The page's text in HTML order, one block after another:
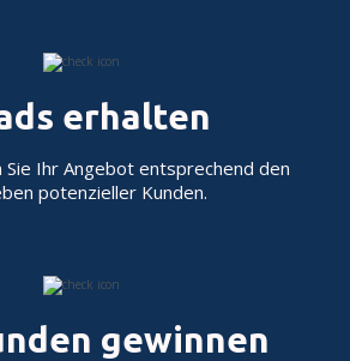
erhalten
Sie Ihr Angebot entsprechend den
potenzieller Kunden.
gewinnen